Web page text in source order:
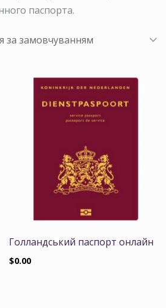
паспорта.
Голландський паспорт онлайн
$0.00